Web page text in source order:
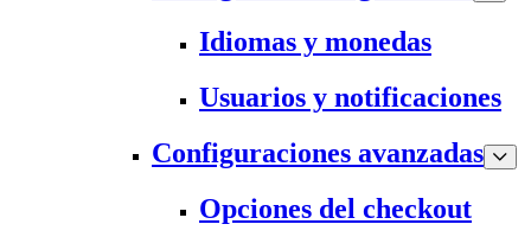
Idiomas y monedas
Usuarios y notificaciones
Configuraciones avanzadas
Opciones del checkout